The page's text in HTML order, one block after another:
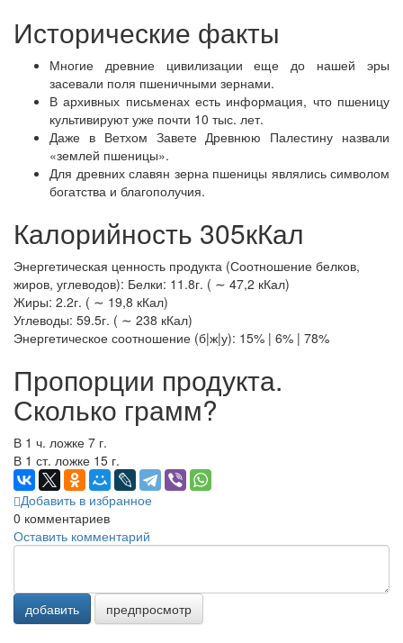
Исторические факты
Многие древние цивилизации еще до нашей эры
засевали поля пшеничными зернами.
В архивных письменах есть информация, что пшеницу
культивируют уже почти 10 тыс. лет.
Даже в Ветхом Завете Древнюю Палестину назвали
«землей пшеницы».
Для древних славян зерна пшеницы являлись символом
богатства и благополучия.
Калорийность 305кКал
Энергетическая ценность продукта (Соотношение белков,
жиров, углеводов): Белки: 11.8г. ( ∼ 47,2 кКал)
Жиры: 2.2г. ( ∼ 19,8 кКал)
Углеводы: 59.5г. ( ∼ 238 кКал)
Энергетическое соотношение (б|ж|у): 15% | 6% | 78%
Пропорции продукта.
Сколько грамм?
В 1 ч. ложке 7 г.
В 1 ст. ложке 15 г.
Добавить в избранное
0 комментариев
Оставить комментарий
добавить предпросмотр